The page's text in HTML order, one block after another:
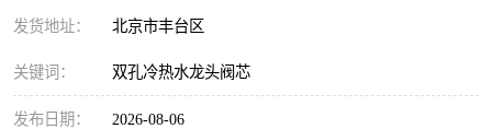
发货地址： 北京市丰台区
关键词： 双孔冷热水龙头阀芯
发布日期： 2026-08-06